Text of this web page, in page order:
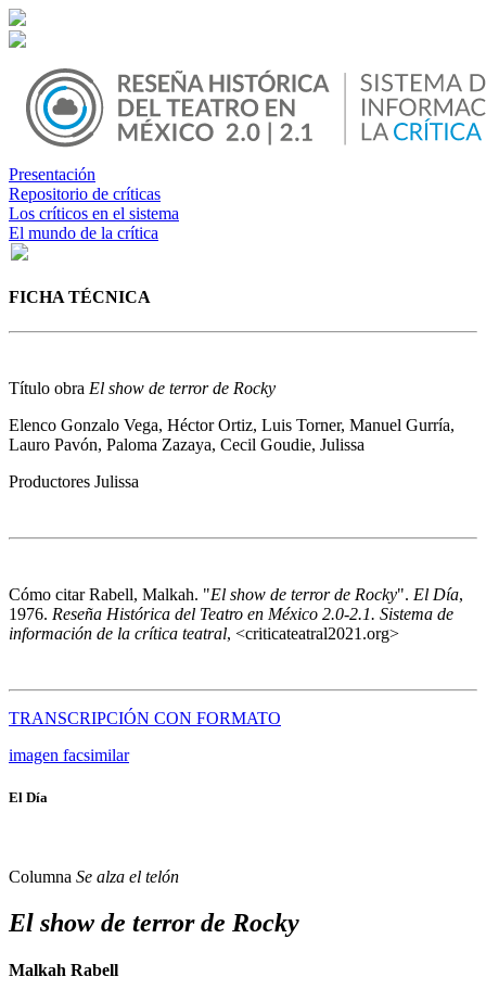
Presentación
Repositorio de críticas
Los críticos en el sistema
El mundo de la crítica
FICHA TÉCNICA
Título obra El show de terror de Rocky
Elenco Gonzalo Vega, Héctor Ortiz, Luis Torner, Manuel Gurría,
Lauro Pavón, Paloma Zazaya, Cecil Goudie, Julissa
Productores Julissa
Cómo citarRabell, Malkah. "El show de terror de Rocky". El Día,
1976. Reseña Histórica del Teatro en México 2.0-2.1. Sistema de
información de la crítica teatral, <criticateatral2021.org>
TRANSCRIPCIÓN CON FORMATO
imagen facsimilar
El Día
Columna Se alza el telón
El show de terror de Rocky
Malkah Rabell